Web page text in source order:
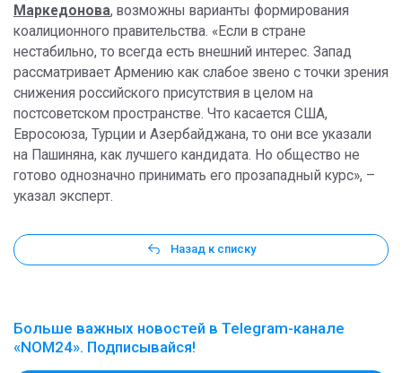
Маркедонова, возможны варианты формирования
коалиционного правительства. «Если в стране
нестабильно, то всегда есть внешний интерес. Запад
рассматривает Армению как слабое звено с точки зрения
снижения российского присутствия в целом на
постсоветском пространстве. Что касается США,
Евросоюза, Турции и Азербайджана, то они все указали
на Пашиняна, как лучшего кандидата. Но общество не
готово однозначно принимать его прозападный курс», –
указал эксперт.
Назад к списку
Больше важных новостей в Telegram-канале
«NOM24». Подписывайся!